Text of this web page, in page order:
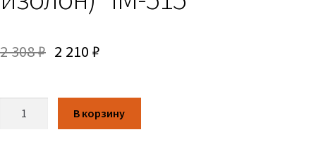
2 308₽ 2 210₽
В корзину